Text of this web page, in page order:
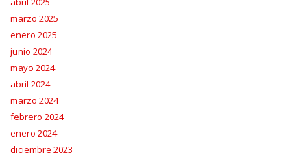
marzo 2025
enero 2025
junio 2024
mayo 2024
abril 2024
marzo 2024
febrero 2024
enero 2024
diciembre 2023